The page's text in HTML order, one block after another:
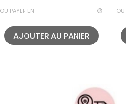
OU PAYER EN
AJOUTER AU PANIER
OU